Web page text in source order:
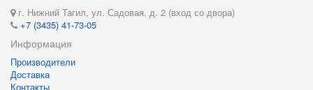
г. Нижний Тагил, ул. Садовая, д. 2 (вход со двора)
+7 (3435) 41-73-05
Информация
Производители
Доставка
Контакты